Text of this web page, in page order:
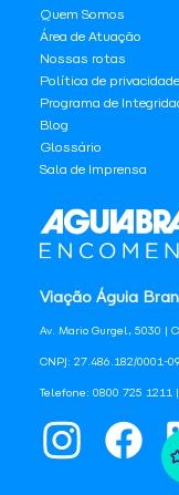
Viação Águia
Av. Mario Gurgel, 5030 |
CNPJ: 27.486.182/0001-
Telefone: 0800 725 1211
Quem Somos
Área de Atuação
Nossas rotas
Política de privacidade
Programa de
Blog
Glossário
Sala de Imprensa